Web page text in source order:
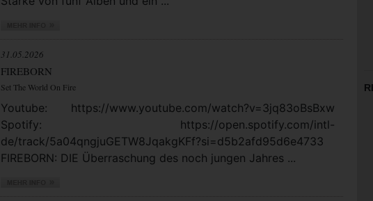
31.05.2026
FIREBORN
Set The World On Fire
Youtube: https://www.youtube.com/watch?v=3jq83oBsBxw
Spotify: https://open.spotify.com/intl-
de/track/5a04qngjuGETW8JqakgKFf?si=d5b2afd95d6e4733
FIREBORN: DIE Überraschung des noch jungen Jahres ...